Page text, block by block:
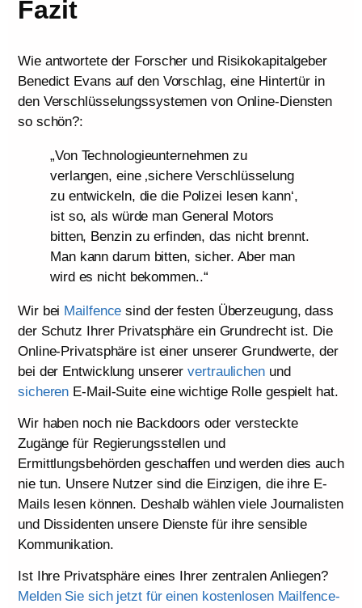
Fazit
Wie antwortete der Forscher und Risikokapitalgeber
Benedict Evans auf den Vorschlag, eine Hintertür in
den Verschlüsselungssystemen von Online-Diensten
so schön?:
„Von Technologieunternehmen zu
verlangen, eine ‚sichere Verschlüsselung
zu entwickeln, die die Polizei lesen kann‘,
ist so, als würde man General Motors
bitten, Benzin zu erfinden, das nicht brennt.
Man kann darum bitten, sicher. Aber man
wird es nicht bekommen..“
Wir bei Mailfence sind der festen Überzeugung, dass
der Schutz Ihrer Privatsphäre ein Grundrecht ist. Die
Online-Privatsphäre ist einer unserer Grundwerte, der
bei der Entwicklung unserervertraulichenund
sicheren E-Mail-Suite eine wichtige Rolle gespielt hat.
Wir haben noch nie Backdoors oder versteckte
Zugänge für Regierungsstellen und
Ermittlungsbehörden geschaffen und werden dies auch
nie tun. Unsere Nutzer sind die Einzigen, die ihre E-
Mails lesen können. Deshalb wählen viele Journalisten
und Dissidenten unsere Dienste für ihre sensible
Kommunikation.
Ist Ihre Privatsphäre eines Ihrer zentralen Anliegen?
Melden Sie sich jetzt für einen kostenlosen Mailfence-